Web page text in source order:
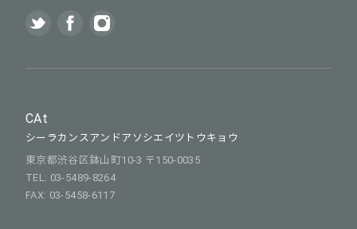
CAt
シーラカンスアンドアソシエイツトウキョウ
東京都渋谷区鉢山町10-3 〒150-0035
TEL: 03-5489-8264
FAX: 03-5458-6117